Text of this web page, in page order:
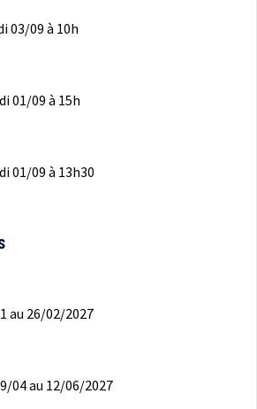
03/09 à 10h
01/09 à 15h
01/09 à 13h30
au 26/02/2027
04 au 12/06/2027